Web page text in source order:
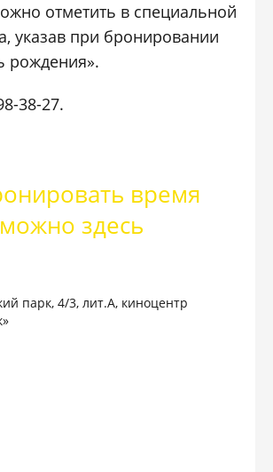
отметить в специальной
указав при бронировании
рождения».
38-27.
время
можно здесь
парк, 4/3, лит.А, киноцентр